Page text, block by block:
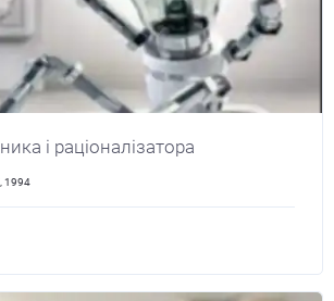
і раціоналізатора
1994